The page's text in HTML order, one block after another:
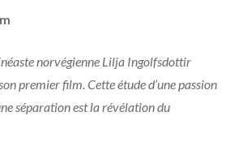
norvégienne Lilja Ingolfsdottir
premier film. Cette étude d’une passion
séparation est la révélation du